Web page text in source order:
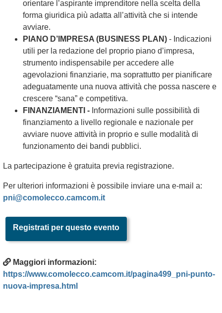
orientare l’aspirante imprenditore nella scelta della
forma giuridica più adatta all’attività che si intende
avviare.
PIANO D’IMPRESA (BUSINESS PLAN) - Indicazioni
utili per la redazione del proprio piano d’impresa,
strumento indispensabile per accedere alle
agevolazioni finanziarie, ma soprattutto per pianificare
adeguatamente una nuova attività che possa nascere e
crescere “sana” e competitiva.
FINANZIAMENTI - Informazioni sulle possibilità di
finanziamento a livello regionale e nazionale per
avviare nuove attività in proprio e sulle modalità di
funzionamento dei bandi pubblici.
La partecipazione è gratuita previa registrazione.
Per ulteriori informazioni è possibile inviare una e-mail a:
pni@comolecco.camcom.it
Registrati per questo evento
Maggiori informazioni:
https://www.comolecco.camcom.it/pagina499_pni-punto-
nuova-impresa.html